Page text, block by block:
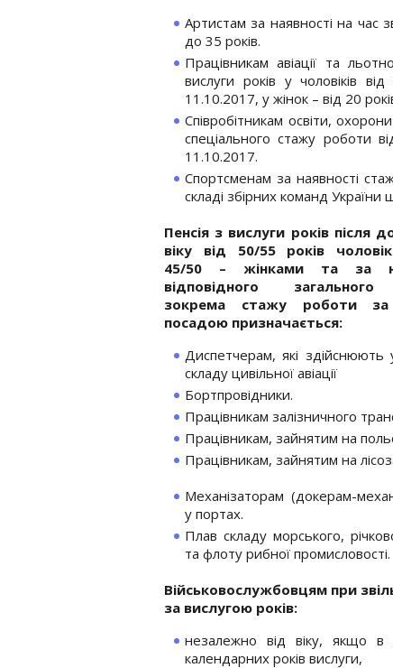
Артистам за наявності на час
до 35 років.
Працівникам авіації та
вислуги років у чоловіків
11.10.2017, у жінок – від 20
Співробітникам освіти,
спеціального стажу роботи
11.10.2017.
Спортсменам за наявності
складі збірних команд
Пенсія з вислуги років після
віку від 50/55 років
45/50 – жінками та за
відповідного
зокрема стажу роботи
посадою призначається:
Диспетчерам, які здійснюють
складу цивільної авіації
Бортпровідники.
Працівникам залізничного
Працівникам, зайнятим на
Працівникам, зайнятим на
Механізаторам (докерам-
у портах.
Плав складу морського,
та флоту рибної промисловості.
Військовослужбовцям при
за вислугою років:
незалежно від віку, якщо
календарних років вислуги,